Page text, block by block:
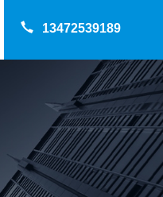
13472539189